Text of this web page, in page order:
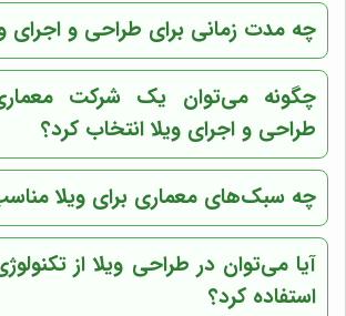
چه مدت زمانی برای طراحی و اجرای
چگونه می‌توان یک شرکت
طراحی و اجرای ویلا انتخاب کرد؟
چه سبک‌های معماری برای ویلا
آیا می‌توان در طراحی ویلا از
استفاده کرد؟